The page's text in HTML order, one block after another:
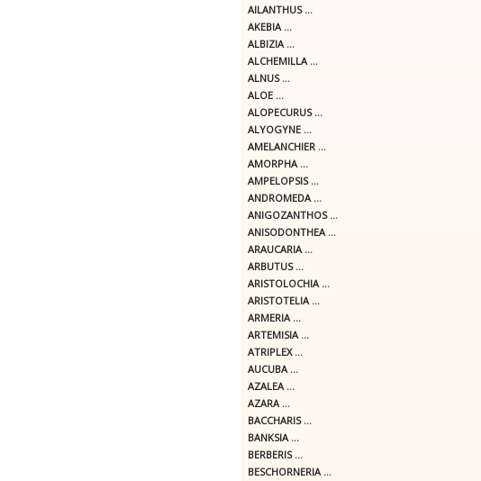
AILANTHUS ...
AKEBIA ...
ALBIZIA ...
ALCHEMILLA ...
ALNUS ...
ALOE ...
ALOPECURUS ...
ALYOGYNE ...
AMELANCHIER ...
AMORPHA ...
AMPELOPSIS ...
ANDROMEDA ...
ANIGOZANTHOS ...
ANISODONTHEA ...
ARAUCARIA ...
ARBUTUS ...
ARISTOLOCHIA ...
ARISTOTELIA ...
ARMERIA ...
ARTEMISIA ...
ATRIPLEX ...
AUCUBA ...
AZALEA ...
AZARA ...
BACCHARIS ...
BANKSIA ...
BERBERIS ...
BESCHORNERIA ...